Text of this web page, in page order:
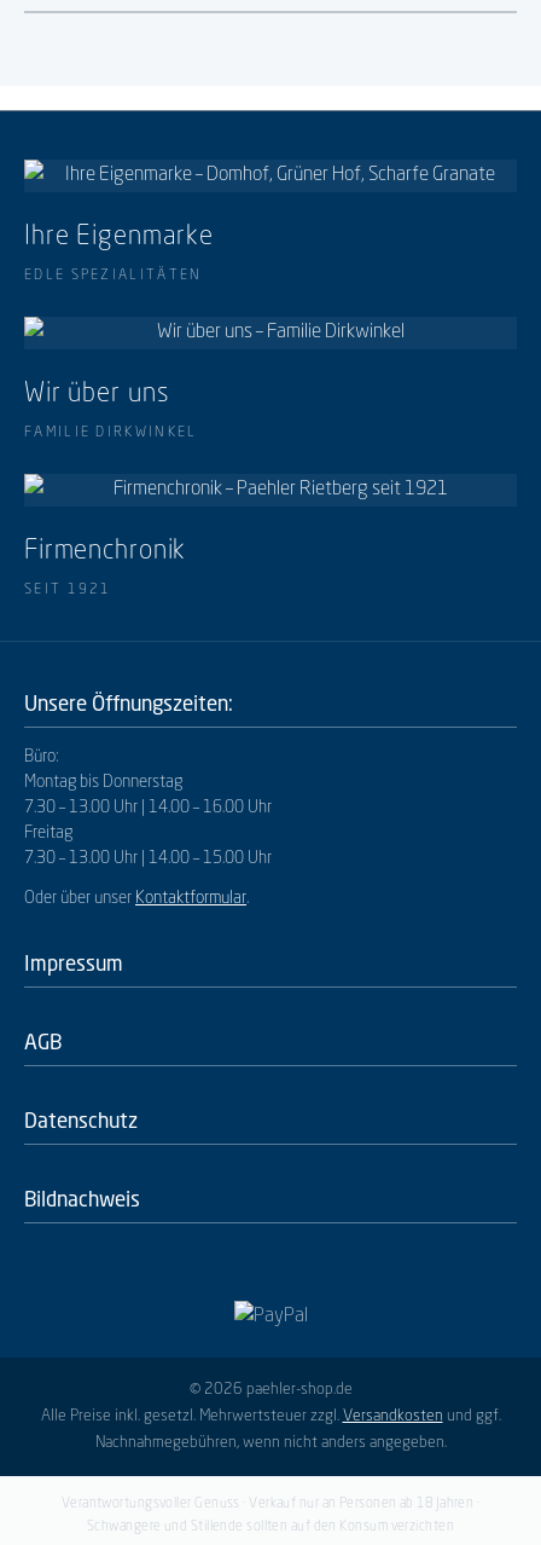
Ihre Eigenmarke
EDLE SPEZIALITÄTEN
Wir über uns
FAMILIE DIRKWINKEL
Firmenchronik
SEIT 1921
Unsere Öffnungszeiten:
Büro:
Montag bis Donnerstag
7.30 – 13.00 Uhr | 14.00 – 16.00 Uhr
Freitag
7.30 – 13.00 Uhr | 14.00 – 15.00 Uhr
Oder über unser Kontaktformular.
Impressum
AGB
Datenschutz
Bildnachweis
© 2026 paehler-shop.de
Alle Preise inkl. gesetzl. Mehrwertsteuer zzgl. Versandkosten und ggf.
Nachnahmegebühren, wenn nicht anders angegeben.
Verantwortungsvoller Genuss · Verkauf nur an Personen ab 18 Jahren ·
Schwangere und Stillende sollten auf den Konsum verzichten